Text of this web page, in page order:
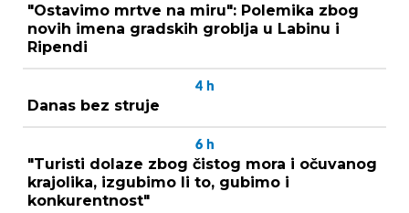
"Ostavimo mrtve na miru": Polemika zbog
novih imena gradskih groblja u Labinu i
Ripendi
4 h
Danas bez struje
6 h
"Turisti dolaze zbog čistog mora i očuvanog
krajolika, izgubimo li to, gubimo i
konkurentnost"